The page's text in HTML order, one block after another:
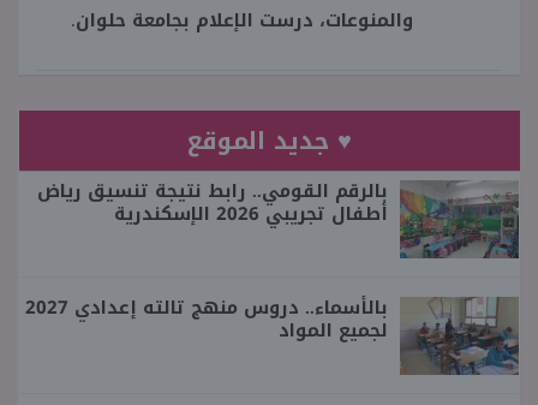
والمنوعات، درست الإعلام بجامعة حلوان.
♥ جديد الموقع
بالرقم القومي.. رابط نتيجة تنسيق رياض
أطفال تجريبي 2026 الإسكندرية
بالأسماء.. دروس منهج تالته إعدادي 2027
لجميع المواد